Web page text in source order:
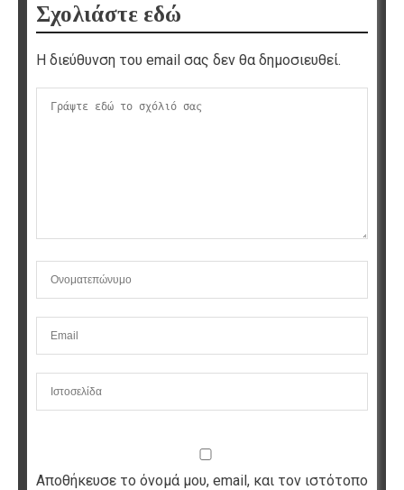
Σχολιάστε εδώ
Η διεύθυνση του email σας δεν θα δημοσιευθεί.
Αποθήκευσε το όνομά μου, email, και τον ιστότοπο